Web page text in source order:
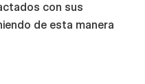
con sus
de esta manera